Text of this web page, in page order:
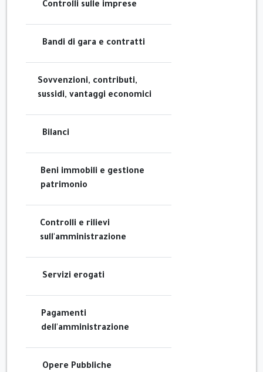
Controlli sulle imprese
Bandi di gara e contratti
Sovvenzioni, contributi,
sussidi, vantaggi economici
Bilanci
Beni immobili e gestione
patrimonio
Controlli e rilievi
sull'amministrazione
Servizi erogati
Pagamenti
dell'amministrazione
Opere Pubbliche